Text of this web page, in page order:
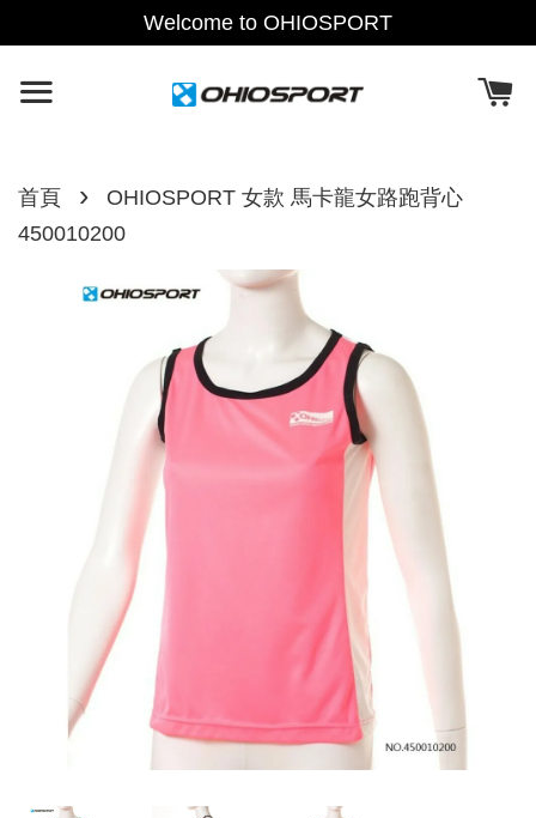
Welcome to OHIOSPORT
首頁 ›
OHIOSPORT 女款 馬卡龍女路跑背心
450010200